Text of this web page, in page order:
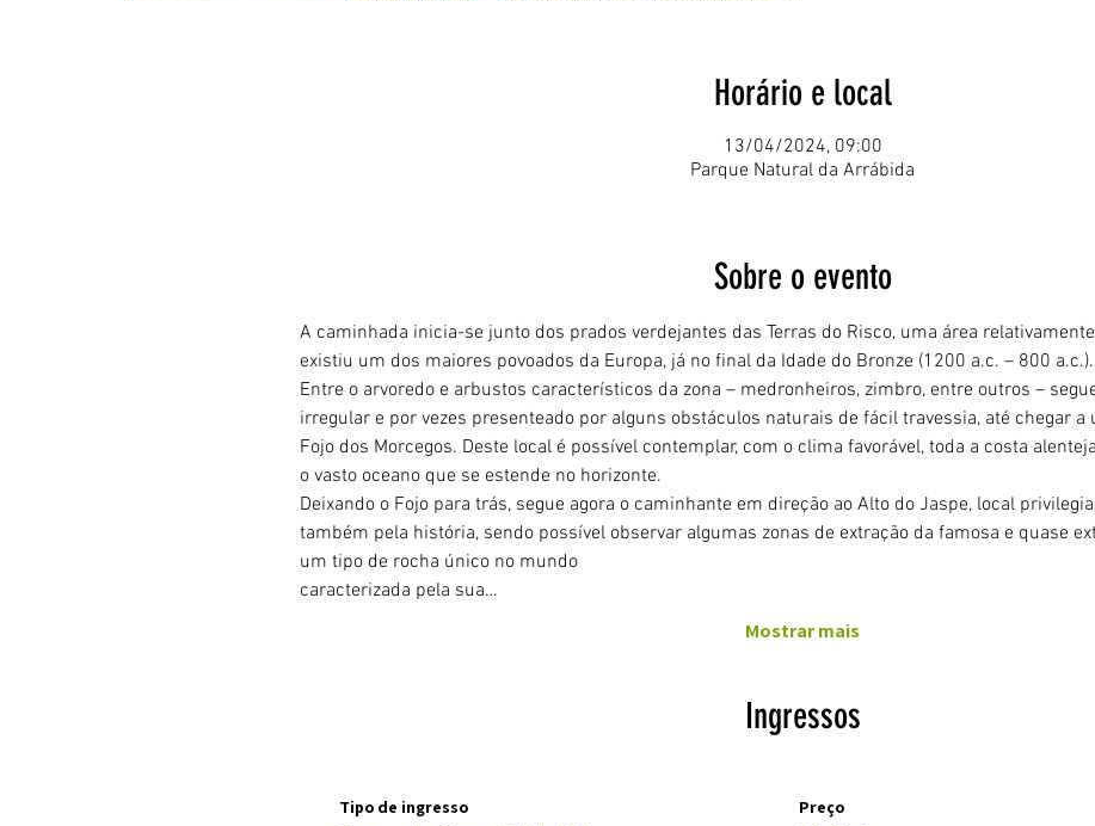
Horário e local
13/04/2024, 09:00
Parque Natural da Arrábida
Sobre o evento
A caminhada inicia-se junto dos prados verdejantes das Terras do Risco, uma área
existiu um dos maiores povoados da Europa, já no final da Idade do Bronze (1200 a.c. – 800 a.c.).
Entre o arvoredo e arbustos característicos da zona – medronheiros, zimbro, entre outros –
irregular e por vezes presenteado por alguns obstáculos naturais de fácil travessia, até chegar
Fojo dos Morcegos. Deste local é possível contemplar, com o clima favorável, toda a costa
o vasto oceano que se estende no horizonte.
Deixando o Fojo para trás, segue agora o caminhante em direção ao Alto do Jaspe, local
também pela história, sendo possível observar algumas zonas de extração da famosa e quase
um tipo de rocha único no mundo
caracterizada pela sua…
Mostrar mais
Ingressos
Tipo de ingresso Preço